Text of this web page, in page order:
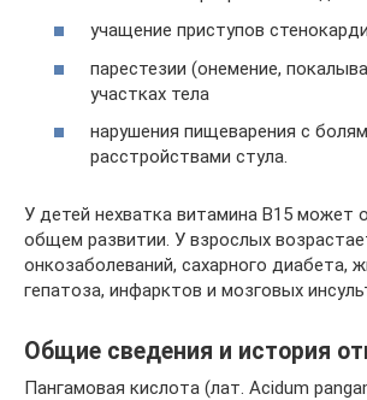
учащение приступов
парестезии (онемение,
участках тела
нарушения пищеварения с
расстройствами стула.
У детей нехватка витамина B15 может
общем развитии. У взрослых
онкозаболеваний, сахарного диабета,
гепатоза, инфарктов и мозговых
Общие сведения и история
Пангамовая кислота (лат. Acidum